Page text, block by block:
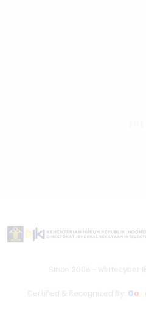
Since 2006 - Whitecyber
Certified & Recognized By: Go